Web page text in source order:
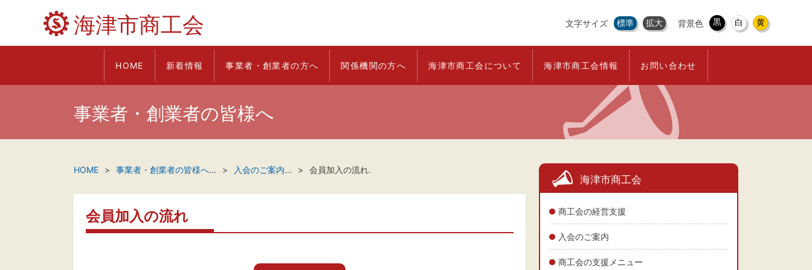
海津市商工会 文字サイズ 標準 拡大 背景色 黒 白 黄
HOME 新着情報 事業者・創業者の方へ 関係機関の方へ 海津市商工会について 海津市商工会情報 お問い合わせ
事業者・創業者の皆様へ
海津市商工会
商工会の経営支援
入会のご案内
商工会の支援メニュー
HOME 事業者・創業者の皆様へ... 入会のご案内... 会員加入の流れ.
会員加入の流れ